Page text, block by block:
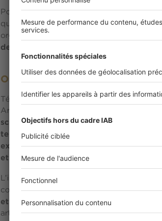
Pour être sûr de ne rien manquer,
qui a fait inscrire plus d’une centaine de
organise des visites guidées pour vous
de la ville
Où voir de l’art : la Villa des arts
Témoin de l'âge d'or de l'architecture Art
Arts, construite dans les années 1930,
scène artistique contemporaine
temporaires d'artistes locaux et
exceptionnelle à la créativité et à
et contemplatif, mêlant détails
L’institution culturelle promeut l'art sous
contemporain, et offre à ses visiteurs une
et jardins luxuriants, à la découverte
artistique du Maroc. Une escale